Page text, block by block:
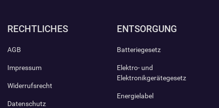
RECHTLICHES
AGB
Impressum
Widerrufsrecht
Datenschutz
ENTSORGUNG
Batteriegesetz
Elektro- und
Elektronikgerätegesetz
Energielabel